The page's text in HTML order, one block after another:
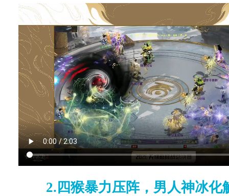
2.四猴暴力压阵，男人神冰化